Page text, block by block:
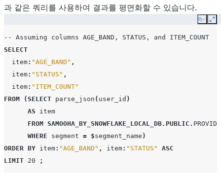
과 같은 쿼리를 사용하여 결과를 평면화할 수 있습니다.
Copy
-- Assuming columns AGE_BAND, STATUS, and ITEM_COUNT
SELECT
item: "AGE_BAND" ,
item: "STATUS" ,
item: "ITEM_COUNT"
FROM
(SELECT parse_json ( user_id )
AS
item
FROM SAMOOHA_BY_SNOWFLAKE_LOCAL_DB. PUBLIC .
WHERE
segment = $segment_name )
ORDER BY item: "AGE_BAND" , item: "STATUS"
ASC
LIMIT 20 ;